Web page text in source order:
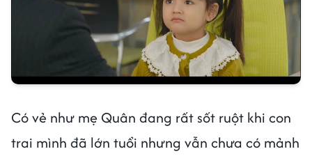
Có vẻ như mẹ Quân đang rất sốt ruột khi con
trai mình đã lớn tuổi nhưng vẫn chưa có mảnh